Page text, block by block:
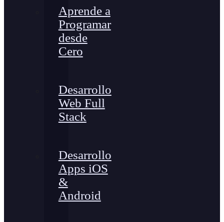
Aprende a
Programar
desde
Cero
Desarrollo
Web Full
Stack
Desarrollo
Apps iOS
&
Android